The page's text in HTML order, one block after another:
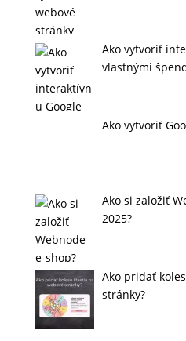
Ako vytvoriť
vlastnými
Ako vytvoriť
Ako si založiť
2025?
Ako pridať
stránky?